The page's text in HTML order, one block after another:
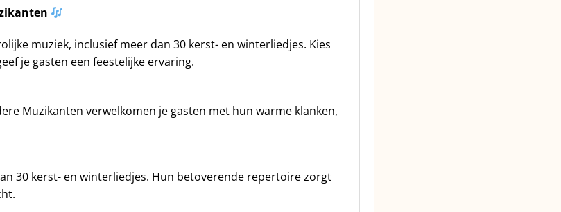
muziek, inclusief meer dan 30 kerst- en winterliedjes. Kies
je gasten een feestelijke ervaring.
Muzikanten verwelkomen je gasten met hun warme klanken,
30 kerst- en winterliedjes. Hun betoverende repertoire zorgt